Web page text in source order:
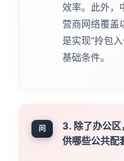
效率。此外，
营商网络覆盖
是实现“拎包
基础条件。
问
3. 除了办公
供哪些公共配